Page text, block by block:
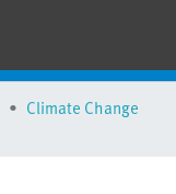
Climate Change